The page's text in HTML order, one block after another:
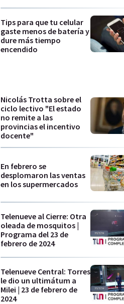
Tips para que tu celular
gaste menos de batería y
dure más tiempo
encendido
Nicolás Trotta sobre el
ciclo lectivo "El estado
no remite a las
provincias el incentivo
docente"
En febrero se
desplomaron las ventas
en los supermercados
Telenueve al Cierre: Otra
oleada de mosquitos |
Programa del 23 de
febrero de 2024
Telenueve Central: Torres
le dio un ultimátum a
Milei | 23 de febrero de
2024